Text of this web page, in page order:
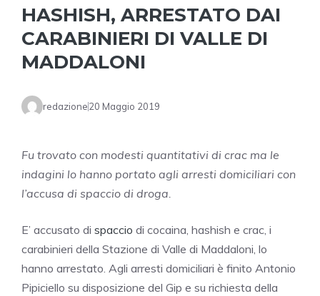
HASHISH, ARRESTATO DAI
CARABINIERI DI VALLE DI
MADDALONI
redazione20 Maggio 2019
Fu trovato con modesti quantitativi di crac ma le
indagini lo hanno portato agli arresti domiciliari con
l’accusa di spaccio di droga.
E’ accusato di spaccio di cocaina, hashish e crac, i
carabinieri della Stazione di Valle di Maddaloni, lo
hanno arrestato. Agli arresti domiciliari è finito Antonio
Pipiciello su disposizione del Gip e su richiesta della